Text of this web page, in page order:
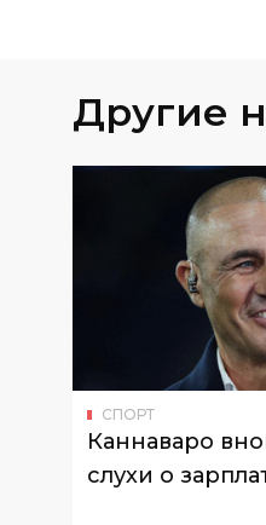
Другие
СПОРТ
Каннаваро
слухи о